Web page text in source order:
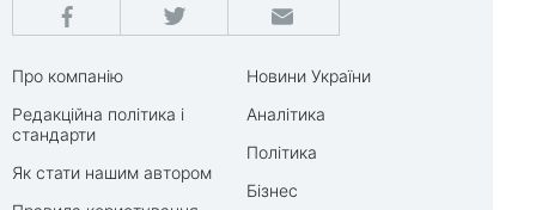
Про компанію
Редакційна політика і
стандарти
Як стати нашим автором
Новини України
Аналітика
Політика
Бізнес